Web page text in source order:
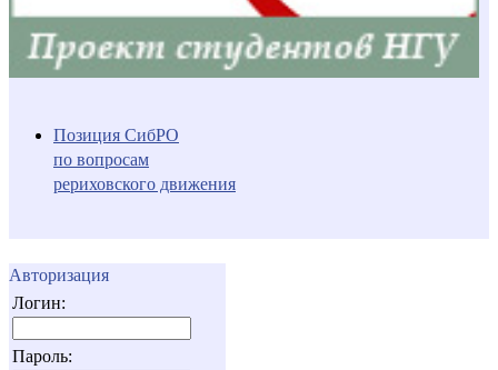
Позиция СибРО
по вопросам
рериховского движения
Авторизация
Логин:
Пароль: